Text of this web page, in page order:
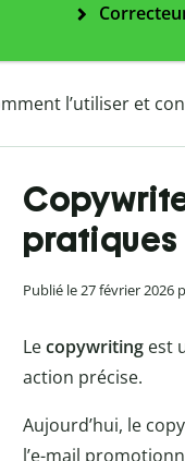
l’utiliser et
pratiques
Publié le 27 février 2026
Lecopywriting est
action précise.
Aujourd’hui, le
l’e-mail